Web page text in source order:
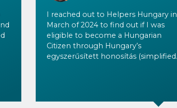
I reached out to Helpers Hungary in
March of 2024 to find out if I was
eligible to become a Hungarian
Citizen through Hungary’s
egyszerűsített honosítás (simplified